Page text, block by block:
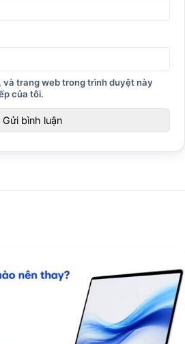
và trang web trong trình duyệt này
của tôi.